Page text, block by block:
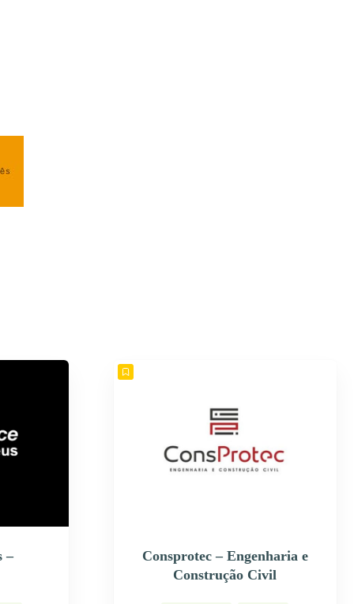
–
Consprotec – Engenharia e
Construção Civil